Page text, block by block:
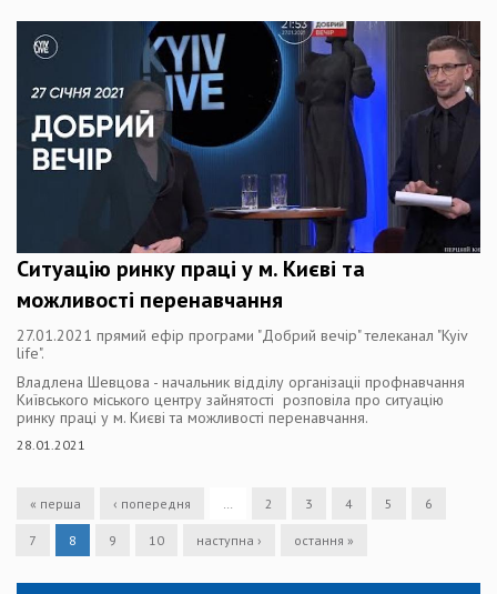
Ситуацію ринку праці у м. Києві та
можливості перенавчання
27.01.2021 прямий ефір програми "Добрий вечір" телеканал "Kyiv
life".
Владлена Шевцова - начальник відділу організаціі профнавчання
Київського міського центру зайнятості розповіла про ситуацію
ринку праці у м. Києві та можливості перенавчання.
28.01.2021
« перша ‹ попередня … 2 3 4 5 6
7 8 9 10 наступна › остання »